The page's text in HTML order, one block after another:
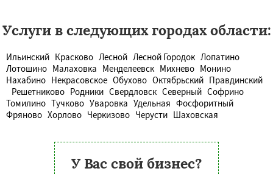
Услуги в следующих городах области:
Ильинский Красково Лесной Лесной Городок Лопатино
Лотошино Малаховка Менделеевск Михнево Монино
Нахабино Некрасовское Обухово Октябрьский Правдинский
Решетниково Родники Свердловск Северный Софрино
Томилино Тучково Уваровка Удельная Фосфоритный
Фряново Хорлово Черкизово Черусти Шаховская
У Вас свой бизнес?